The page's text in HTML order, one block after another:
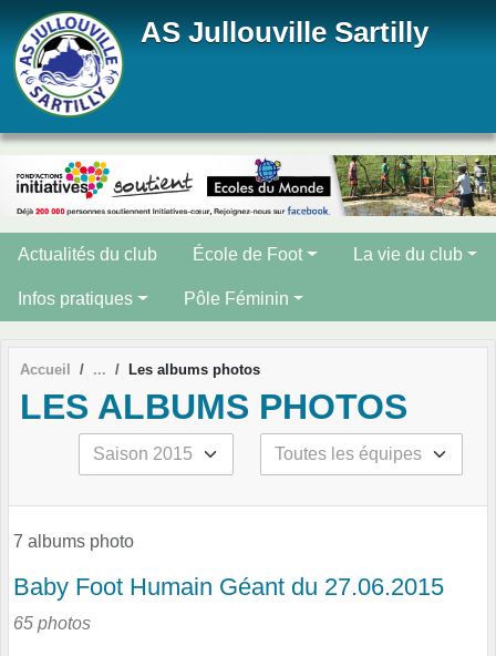
AS Jullouville Sartilly
Actualités du club École de Foot La vie du club
Infos pratiques Pôle Féminin
Accueil Les albums photos
LES ALBUMS PHOTOS
7 albums photo
Baby Foot Humain Géant du 27.06.2015
65 photos
Panneau de gestion des cookies